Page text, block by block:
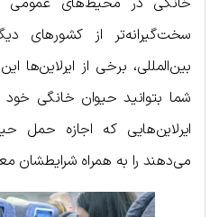
سخت‌گیرانه‌تر از کشورهای
بین‌المللی، برخی از ایرلاین‌ها
شما بتوانید حیوان خانگی خود
ایرلاین‌هایی که اجازه حمل
می‌دهند را به همراه شرایطشان